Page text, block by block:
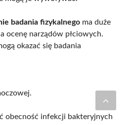
badania fizykalnego ma duże
ocenę narządów płciowych.
okazać się badania
obecność infekcji bakteryjnych